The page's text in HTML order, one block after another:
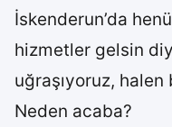
İskenderun’da
hizmetler gelsin
uğraşıyoruz, halen
Neden acaba?